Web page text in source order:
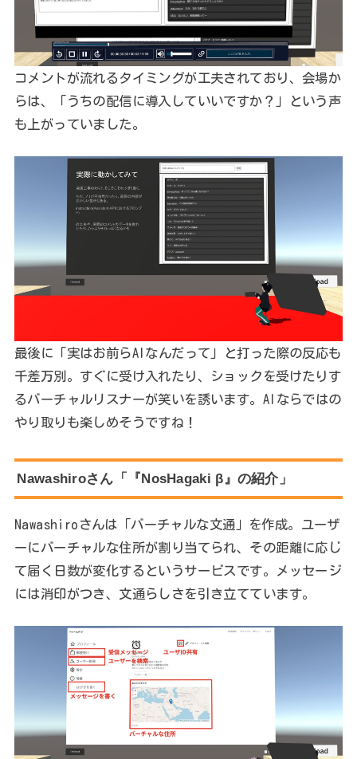
コメントが流れるタイミングが工夫されており、会場か
らは、「うちの配信に導入していいですか？」という声
も上がっていました。
最後に「実はお前らAIなんだって」と打った際の反応も
千差万別。すぐに受け入れたり、ショックを受けたりす
るバーチャルリスナーが笑いを誘います。AIならではの
やり取りも楽しめそうですね！
Nawashiroさん「『NosHagaki β』の紹介」
Nawashiroさんは「バーチャルな文通」を作成。ユーザ
ーにバーチャルな住所が割り当てられ、その距離に応じ
て届く日数が変化するというサービスです。メッセージ
には消印がつき、文通らしさを引き立てています。